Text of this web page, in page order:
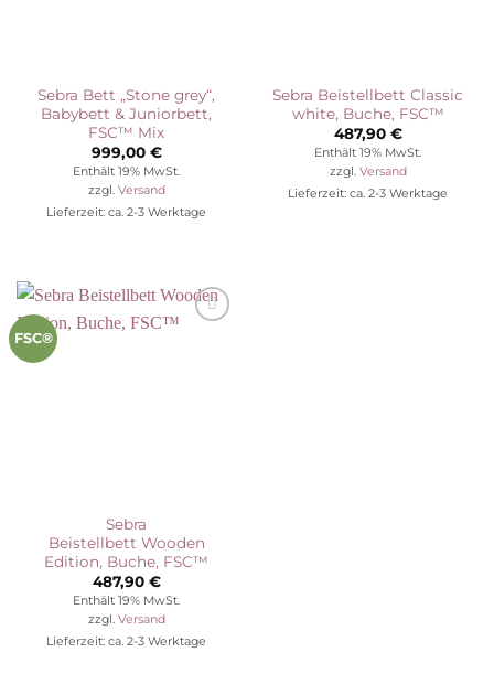
Sebra Bett „Stone grey“,
Babybett & Juniorbett,
FSC™ Mix
999,00 €
Enthält 19% MwSt.
zzgl. Versand
Lieferzeit: ca. 2-3 Werktage
Sebra Beistellbett Classic
white, Buche, FSC™
487,90 €
Enthält 19% MwSt.
zzgl. Versand
Lieferzeit: ca. 2-3 Werktage
FSC®
Sebra
Beistellbett Wooden
Edition, Buche, FSC™
487,90 €
Enthält 19% MwSt.
zzgl. Versand
Lieferzeit: ca. 2-3 Werktage